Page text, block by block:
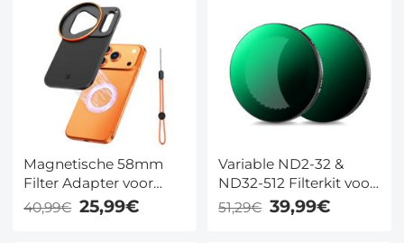
Magnetische 58mm
Filter Adapter voor
iPhone 17 Pro – Lens
40,99€ 25,99€
Variable ND2-32 &
ND32-512 Filterkit voor
DJI Osmo Action 5
51,29€ 39,99€